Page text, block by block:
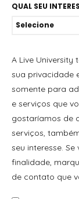
QUAL SEU
A Live
sua privacidade
somente para
e serviços que
gostaríamos de
serviços,
seu interesse.
finalidade,
de contato que